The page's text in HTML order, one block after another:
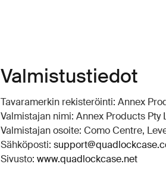
Valmistustiedot
Tavaramerkin rekisteröinti: Annex
Valmistajan nimi: Annex Products Pty
Valmistajan osoite: Como Centre,
Sähköposti:
Sivusto: www.quadlockcase.net